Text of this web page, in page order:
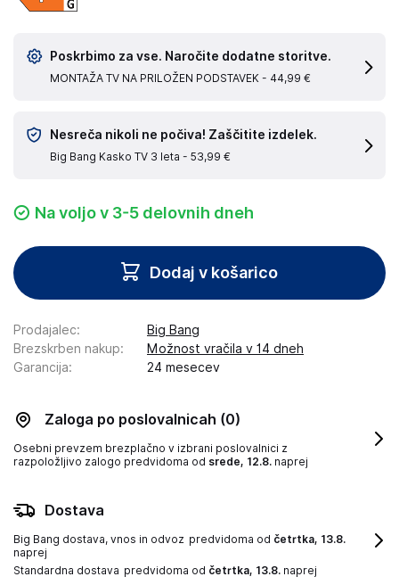
Poskrbimo za vse. Naročite dodatne storitve.
MONTAŽA TV NA PRILOŽEN PODSTAVEK - 44,99 €
Nesreča nikoli ne počiva! Zaščitite izdelek.
Big Bang Kasko TV 3 leta - 53,99 €
Na voljo v 3-5 delovnih dneh
Dodaj v košarico
Prodajalec:
Big Bang
Brezskrben nakup:
Možnost vračila v 14 dneh
Garancija: 24 mesecev
Zaloga po poslovalnicah (0)
Osebni prevzem brezplačno v izbrani poslovalnici z
razpoložljivo zalogo predvidoma od srede, 12.8. naprej
Dostava
Big Bang dostava, vnos in odvoz predvidoma od četrtka, 13.8.
naprej
Standardna dostava predvidoma od četrtka, 13.8. naprej